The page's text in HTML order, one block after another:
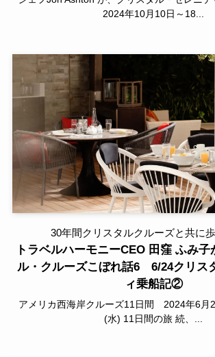
2024年10月10日～18...
30年間クリスタルクルーズと共に
トラベルハーモニーCEO 田窪 ふみ子
ル・クルーズこぼれ話6 6/24クリス
ィ乗船記②
アメリカ西海岸クルーズ11日間 2024年6月
(水) 11日間の旅 続、...